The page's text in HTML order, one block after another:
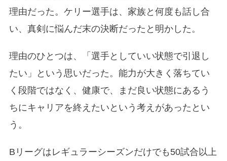
理由だった。ケリー選手は、家族と何度も話し合
い、真剣に悩んだ末の決断だったと明かした。
理由のひとつは、「選手としていい状態で引退し
たい」という思いだった。能力が大きく落ちてい
く段階ではなく、健康で、まだ良い状態にあるう
ちにキャリアを終えたいという考えがあったとい
う。
Bリーグはレギュラーシーズンだけでも50試合以上